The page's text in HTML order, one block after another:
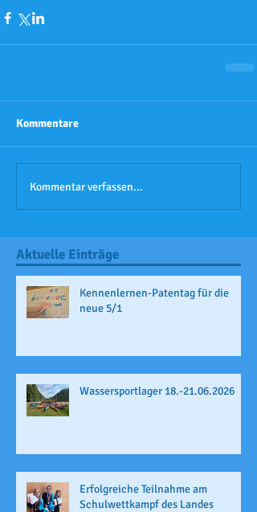
Kommentare
Kommentar verfassen...
Aktuelle Einträge
Kennenlernen-Patentag für die
neue 5/1
Wassersportlager 18.-21.06.2026
Erfolgreiche Teilnahme am
Schulwettkampf des Landes